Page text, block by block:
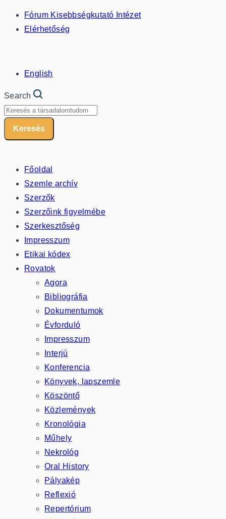
Fórum Kisebbségkutató Intézet
Elérhetőség
English
Search
Keresés
Főoldal
Szemle archív
Szerzők
Szerzőink figyelmébe
Szerkesztőség
Impresszum
Etikai kódex
Rovatok
Agora
Bibliográfia
Dokumentumok
Évforduló
Impresszum
Interjú
Konferencia
Könyvek, lapszemle
Köszöntő
Közlemények
Kronológia
Műhely
Nekrológ
Oral History
Pályakép
Reflexió
Repertórium